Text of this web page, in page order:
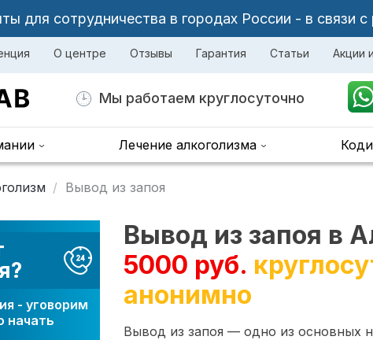
для сотрудничества в городах России - в связи с
О центре Отзывы Гарантия Статьи Акции
Мы работаем круглосуточно
Лечение алкоголизма
Вывод из запоя
- уговорим
начать
Вывод из запоя в
5000 руб.
анонимно
Вывод из запоя — одно из основных